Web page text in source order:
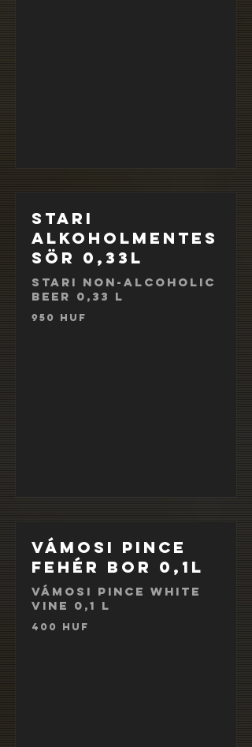
Stari
alkoholmentes
sör 0,33l
Stari non-alcoholic
beer 0,33 l
950 HUF
Vámosi Pince
fehér bor 0,1l
Vámosi Pince white
vine 0,1 l
400 HUF